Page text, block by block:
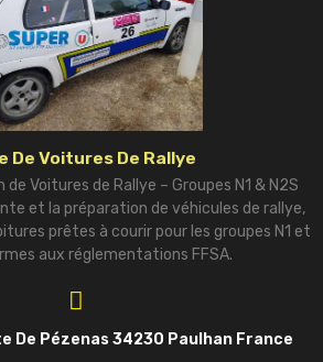
De Voitures De Rallye
Voitures de Rallye – Groupes N1 & N2S
et la préparation de véhicules de rallye,
prêtes à courir pour les groupes N1 et
aux réglementations FFSA.
De Pézenas 34230 Paulhan France